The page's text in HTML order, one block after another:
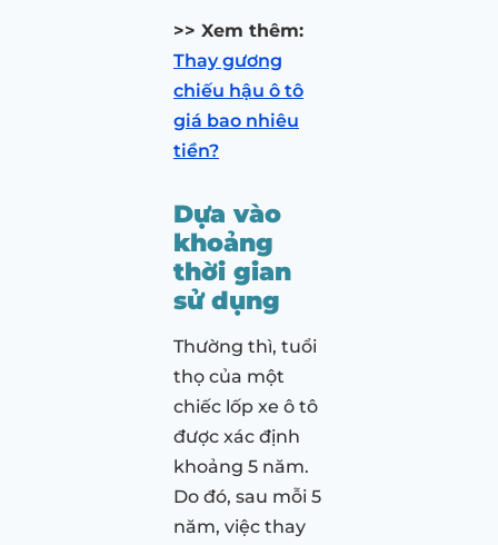
>> Xem thêm:
Thay gương
chiếu hậu ô tô
giá bao nhiêu
tiền?
Dựa vào
khoảng
thời gian
sử dụng
Thường thì, tuổi
thọ của một
chiếc lốp xe ô tô
được xác định
khoảng 5 năm.
Do đó, sau mỗi 5
năm, việc thay